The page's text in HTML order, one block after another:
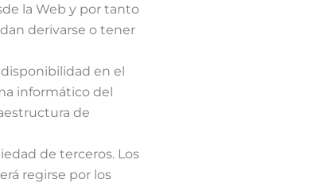
la Web y por tanto
derivarse o tener
en el
informático del
de
de terceros. Los
regirse por los